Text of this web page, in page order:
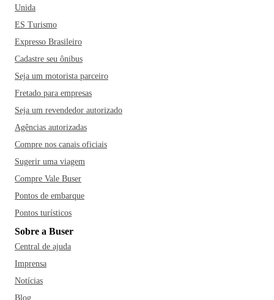
Unida
ES Turismo
Expresso Brasileiro
Cadastre seu ônibus
Seja um motorista parceiro
Fretado para empresas
Seja um revendedor autorizado
Agências autorizadas
Compre nos canais oficiais
Sugerir uma viagem
Compre Vale Buser
Pontos de embarque
Pontos turísticos
Sobre a Buser
Central de ajuda
Imprensa
Notícias
Blog